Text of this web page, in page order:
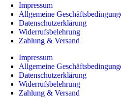
Impressum
Allgemeine
Datenschutzerklärung
Widerrufsbelehrung
Zahlung & Versand
Impressum
Allgemeine
Datenschutzerklärung
Widerrufsbelehrung
Zahlung & Versand